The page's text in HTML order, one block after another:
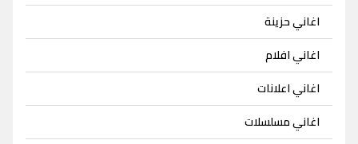
اغاني حزينة
اغاني افلام
اغاني اعلانات
اغاني مسلسلات